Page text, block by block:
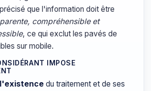
que l'information doit être
compréhensible et
, ce qui exclut les pavés de
sur mobile.
IMPOSE
l'existence du traitement et de ses